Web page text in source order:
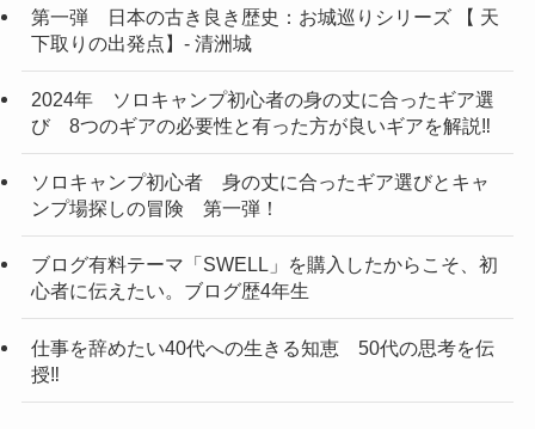
第一弾 日本の古き良き歴史：お城巡りシリーズ 【 天
下取りの出発点】- 清洲城
2024年 ソロキャンプ初心者の身の丈に合ったギア選
び 8つのギアの必要性と有った方が良いギアを解説‼
ソロキャンプ初心者 身の丈に合ったギア選びとキャ
ンプ場探しの冒険 第一弾！
ブログ有料テーマ「SWELL」を購入したからこそ、初
心者に伝えたい。ブログ歴4年生
仕事を辞めたい40代への生きる知恵 50代の思考を伝
授‼